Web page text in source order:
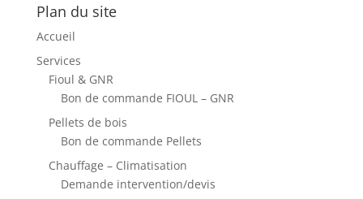
Plan du site
Accueil
Services
Fioul & GNR
Bon de commande FIOUL – GNR
Pellets de bois
Bon de commande Pellets
Chauffage – Climatisation
Demande intervention/devis